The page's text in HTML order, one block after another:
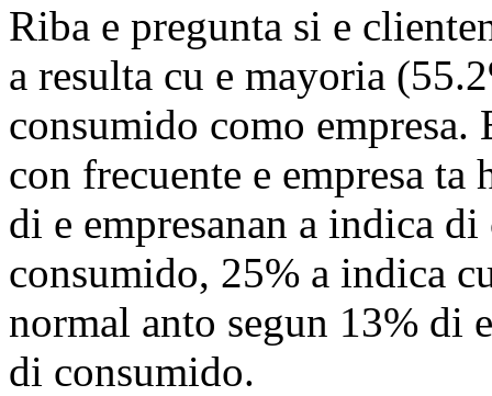
Riba e pregunta si e
a resulta cu e mayoria
consumido como empresa.
con frecuente e empresa
di e empresanan a indica
consumido, 25% a indica
normal anto segun 13% di
di consumido.